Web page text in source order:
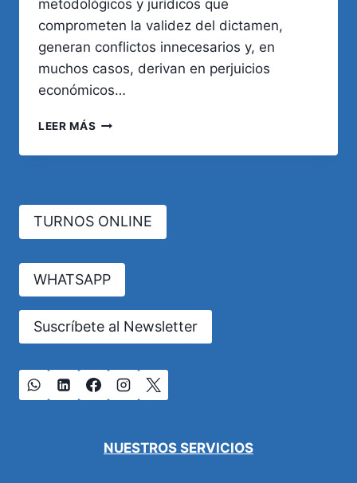
metodológicos y jurídicos que
comprometen la validez del dictamen,
generan conflictos innecesarios y, en
muchos casos, derivan en perjuicios
económicos…
LEER MÁS ERRORES
EN
MÉDICA
ARGENTINA:
CÓMO
TURNOS ONLINE
WHATSAPP
Suscríbete al Newsletter
NUESTROS SERVICIOS